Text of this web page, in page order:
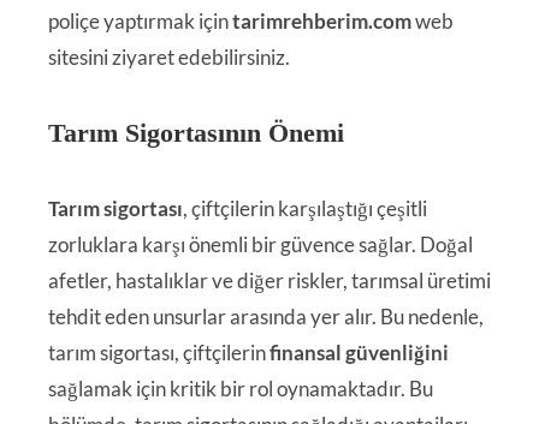
poliçe yaptırmak içintarimrehberim.comweb
sitesini ziyaret edebilirsiniz.
Tarım Sigortasının Önemi
Tarım sigortası, çiftçilerin karşılaştığı çeşitli
zorluklara karşı önemli bir güvence sağlar. Doğal
afetler, hastalıklar ve diğer riskler, tarımsal üretimi
tehdit eden unsurlar arasında yer alır. Bu nedenle,
tarım sigortası, çiftçilerinfinansal güvenliğini
sağlamak için kritik bir rol oynamaktadır. Bu